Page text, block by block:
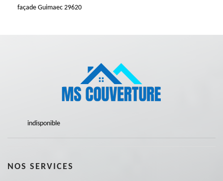
façade Guimaec 29620
indisponible
NOS SERVICES